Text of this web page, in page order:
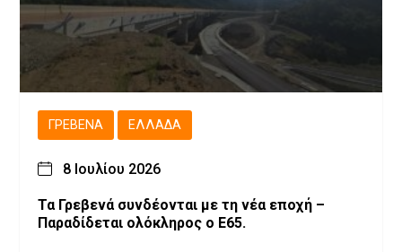
ΓΡΕΒΕΝΆ ΕΛΛΆΔΑ
8 Ιουλίου 2026
Τα Γρεβενά συνδέονται με τη νέα εποχή –
Παραδίδεται ολόκληρος ο Ε65.